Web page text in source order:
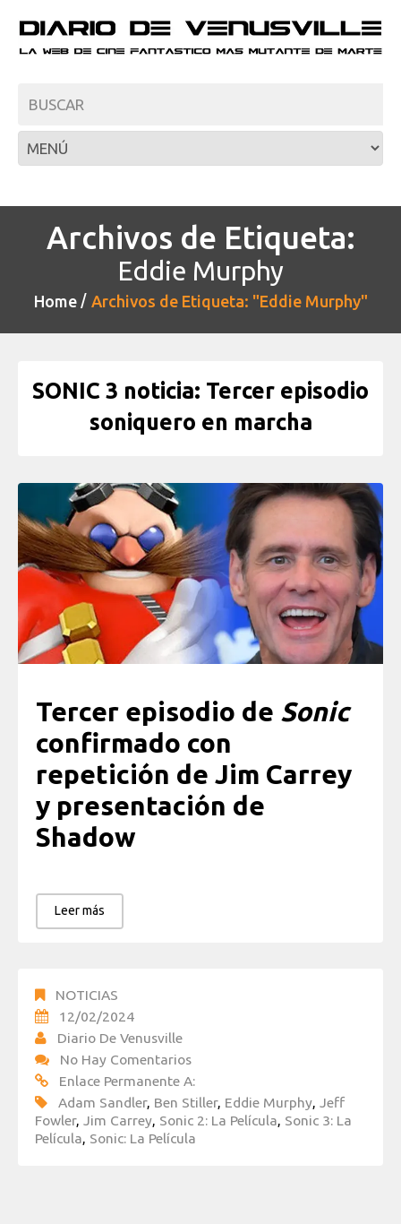
Archivos de Etiqueta:
Eddie Murphy
Home Archivos de Etiqueta: "Eddie Murphy"
SONIC 3 noticia: Tercer episodio
soniquero en marcha
Tercer episodio de Sonic
confirmado con
repetición de Jim Carrey
y presentación de
Shadow
Leer más
NOTICIAS
12/02/2024
Diario De Venusville
No Hay Comentarios
Enlace Permanente A:
Adam Sandler, Ben Stiller, Eddie Murphy, Jeff
Fowler, Jim Carrey, Sonic 2: La Película, Sonic 3: La
Película, Sonic: La Película